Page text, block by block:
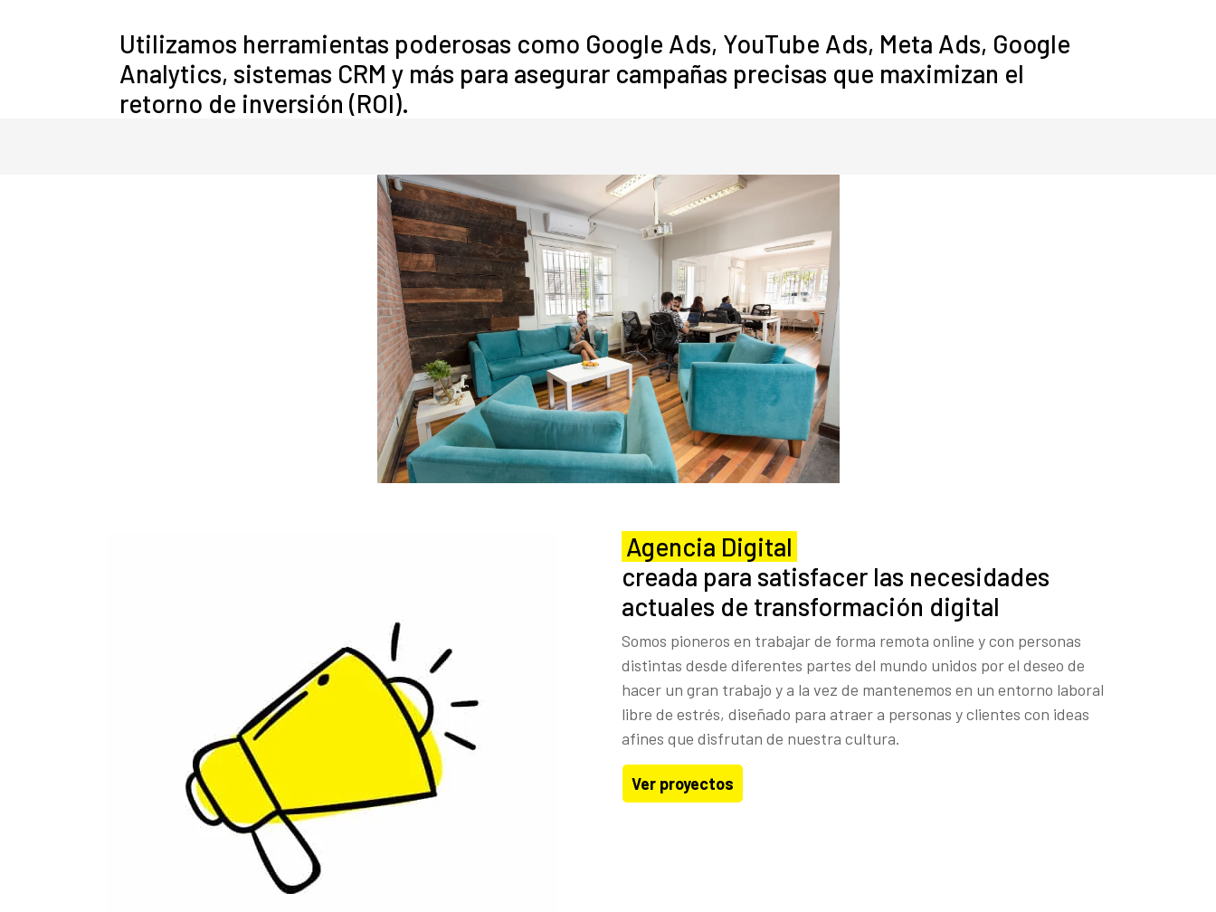
Utilizamos herramientas poderosas como Google Ads, YouTube Ads, Meta Ads, Google
Analytics, sistemas CRM y más para asegurar campañas precisas que maximizan el
retorno de inversión (ROI).
Agencia Digital
creada para satisfacer las necesidades
actuales de transformación digital
Somos pioneros en trabajar de forma remota online y con personas
distintas desde diferentes partes del mundo unidos por el deseo de
hacer un gran trabajo y a la vez de mantenemos en un entorno laboral
libre de estrés, diseñado para atraer a personas y clientes con ideas
afines que disfrutan de nuestra cultura.
Ver proyectos